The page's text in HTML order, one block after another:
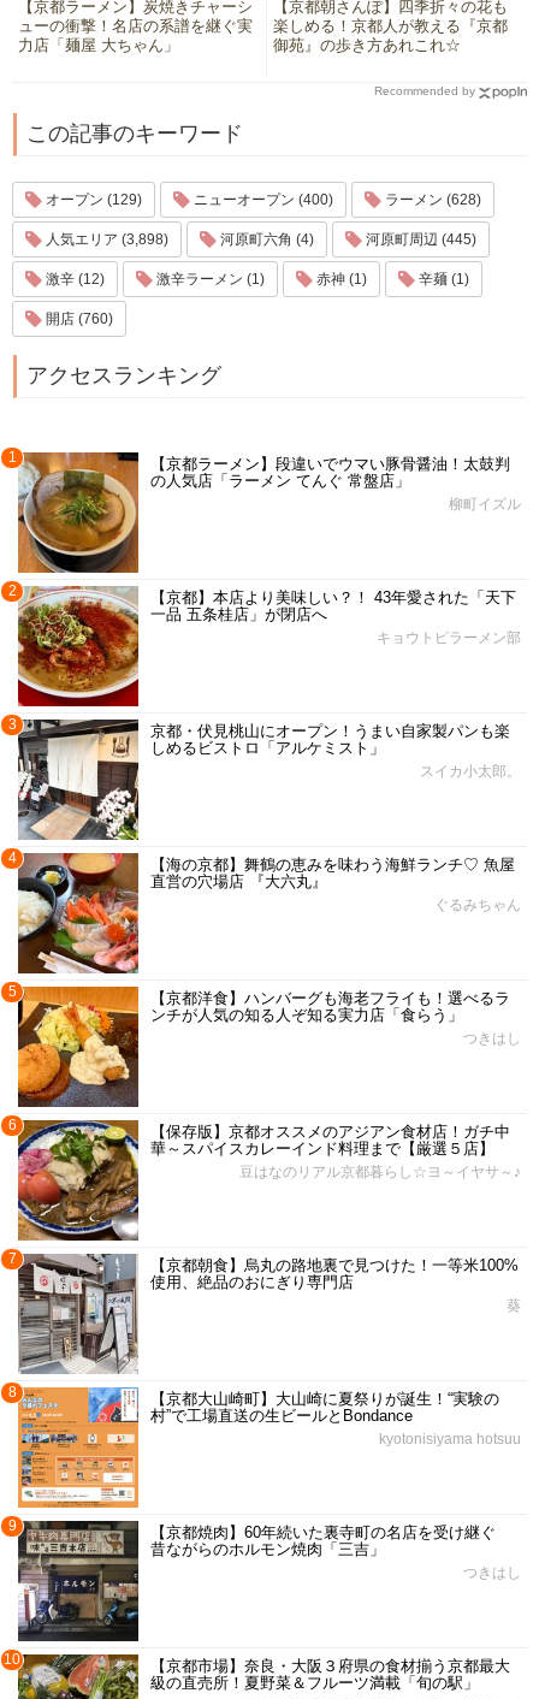
【京都ラーメン】炭焼きチャーシ
ューの衝撃！名店の系譜を継ぐ実
力店「麺屋 大ちゃん」
【京都朝さんぽ】四季折々の花も
楽しめる！京都人が教える『京都
御苑』の歩き方あれこれ☆
Recommended by
この記事のキーワード
オープン (129) ニューオープン (400) ラーメン (628)
人気エリア (3,898) 河原町六角 (4) 河原町周辺 (445)
激辛 (12) 激辛ラーメン (1) 赤神 (1) 辛麺 (1)
開店 (760)
アクセスランキング
1
【京都ラーメン】段違いでウマい豚骨醤油！太鼓判
の人気店「ラーメン てんぐ 常盤店」
柳町イズル
2
【京都】本店より美味しい？！ 43年愛された「天下
一品 五条桂店」が閉店へ
キョウトピラーメン部
3
京都・伏見桃山にオープン！うまい自家製パンも楽
しめるビストロ「アルケミスト」
スイカ小太郎。
4
【海の京都】舞鶴の恵みを味わう海鮮ランチ♡ 魚屋
直営の穴場店 『大六丸』
ぐるみちゃん
5
【京都洋食】ハンバーグも海老フライも！選べるラ
ンチが人気の知る人ぞ知る実力店「食らう」
つきはし
6
【保存版】京都オススメのアジアン食材店！ガチ中
華～スパイスカレーインド料理まで【厳選５店】
豆はなのリアル京都暮らし☆ヨ～イヤサ～♪
7
【京都朝食】烏丸の路地裏で見つけた！一等米100%
使用、絶品のおにぎり専門店
葵
8
【京都大山崎町】大山崎に夏祭りが誕生！“実験の
村”で工場直送の生ビールとBondance
kyotonisiyama hotsuu
9
【京都焼肉】60年続いた裏寺町の名店を受け継ぐ
昔ながらのホルモン焼肉「三吉」
つきはし
10
【京都市場】奈良・大阪３府県の食材揃う京都最大
級の直売所！夏野菜＆フルーツ満載「旬の駅」